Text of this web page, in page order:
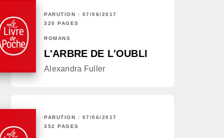
PARUTION : 07/06/2017
320 PAGES
ROMANS
L'ARBRE DE L'OUBLI
Alexandra Fuller
PARUTION : 07/06/2017
352 PAGES